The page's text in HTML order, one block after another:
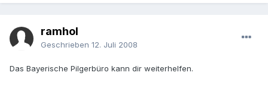
ramhol
Geschrieben 12. Juli 2008
Das Bayerische Pilgerbüro kann dir weiterhelfen.